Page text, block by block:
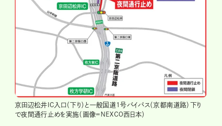
京田辺松井IC入口（下り）と一般国道1号バイパス（京都南道路）下り
で夜間通行止めを実施（画像＝NEXCO西日本）